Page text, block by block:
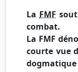
La FMF
combat.
La FMF
courte vue
dogmatique